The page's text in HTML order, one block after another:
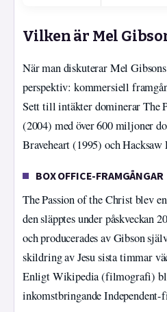
Vilken är Mel
När man diskuterar Mel
perspektiv: kommersiell
Sett till intäkter dominerar The
(2004) med över 600 miljoner
Braveheart (1995) och Hacksaw
BOX OFFICE-FRAMGÅNGAR
The Passion of the Christ blev
den släpptes under påskveckan
och producerades av Gibson
skildring av Jesu sista timmar
Enligt Wikipedia (filmografi)
inkomstbringande Independent-